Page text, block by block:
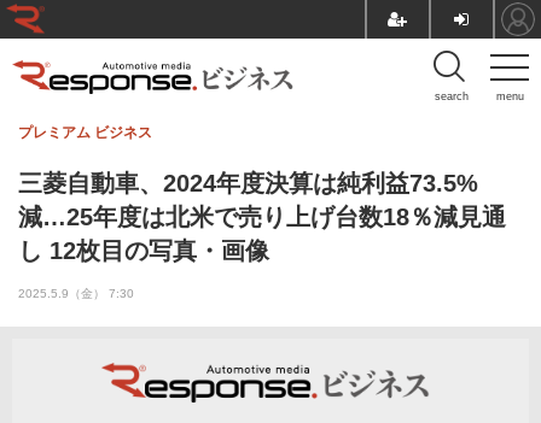
menu
search
三菱自動車、2024年度決算は純利益73.5%
減…25年度は北米で売り上げ台数18％減見通
し 12枚目の写真・画像
プレミアム ビジネス
2025.5.9（金） 7:30